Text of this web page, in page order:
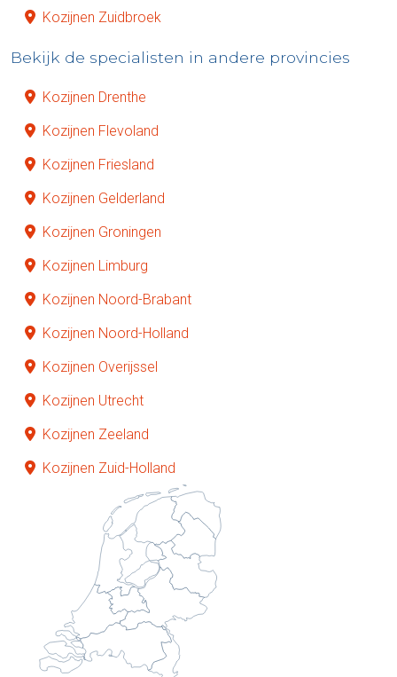
Kozijnen Zuidbroek
Bekijk de specialisten in andere provincies
Kozijnen Drenthe
Kozijnen Flevoland
Kozijnen Friesland
Kozijnen Gelderland
Kozijnen Groningen
Kozijnen Limburg
Kozijnen Noord-Brabant
Kozijnen Noord-Holland
Kozijnen Overijssel
Kozijnen Utrecht
Kozijnen Zeeland
Kozijnen Zuid-Holland